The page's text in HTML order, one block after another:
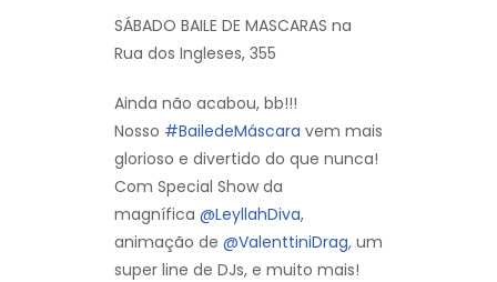
SÁBADO BAILE DE MASCARAS na
Rua dos Ingleses, 355
Ainda não acabou, bb!!!
Nosso #BailedeMáscara vem mais
glorioso e divertido do que nunca!
Com Special Show da
magnífica @LeyllahDiva,
animação de @ValenttiniDrag, um
super line de DJs, e muito mais!